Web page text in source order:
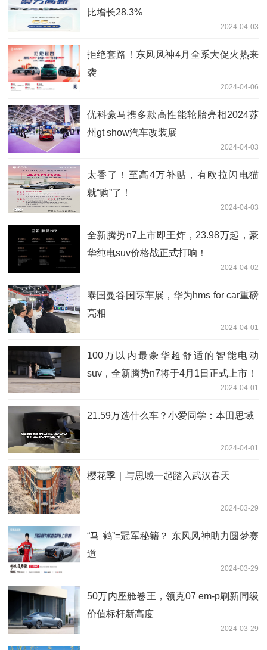
比增长28.3%
2024-04-03
拒绝套路！东风风神4月全系大促火热来
袭
2024-04-06
优科豪马携多款高性能轮胎亮相2024苏
州gt show汽车改装展
2024-04-03
太香了！至高4万补贴，有欧拉闪电猫
就“购”了！
2024-04-03
全新腾势n7上市即王炸，23.98万起，豪
华纯电suv价格战正式打响！
2024-04-02
泰国曼谷国际车展，华为hms for car重磅
亮相
2024-04-01
100万以内最豪华超舒适的智能电动
suv，全新腾势n7将于4月1日正式上市！
2024-04-01
21.59万选什么车？小爱同学：本田思域
2024-04-01
樱花季｜与思域一起踏入武汉春天
2024-03-29
“马 鹤”=冠军秘籍？ 东风风神助力圆梦赛
道
2024-03-29
50万内座舱卷王，领克07 em-p刷新同级
价值标杆新高度
2024-03-29